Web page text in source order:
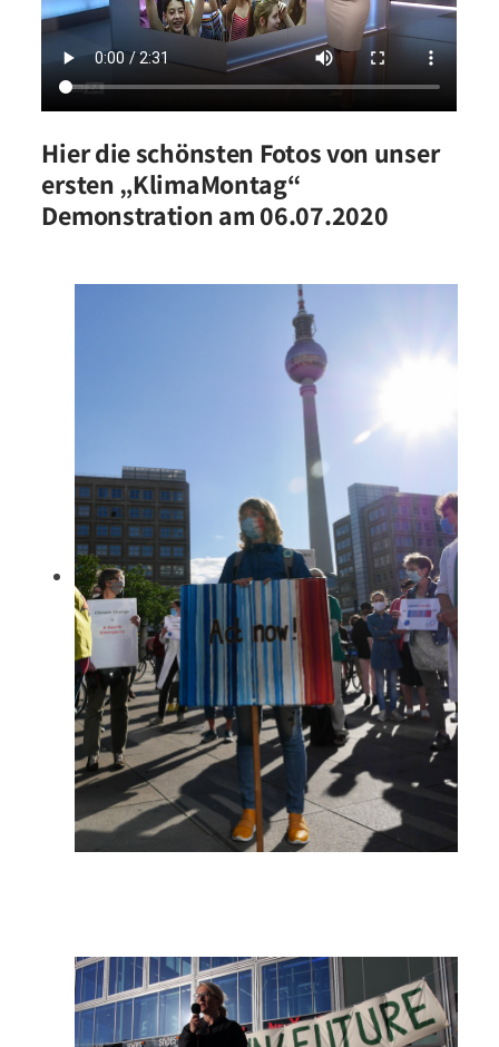
Hier die schönsten Fotos von unser
ersten „KlimaMontag“
Demonstration am06.07.2020